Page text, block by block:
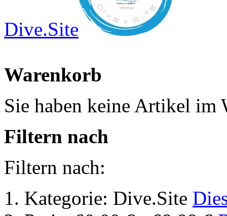
Dive.Site
Warenkorb
Sie haben keine Artikel im
Filtern nach
Filtern nach:
Kategorie: Dive.Site